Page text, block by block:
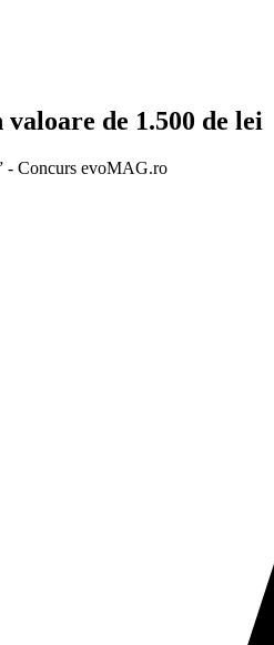
de 1.500 de lei
- Concurs evoMAG.ro